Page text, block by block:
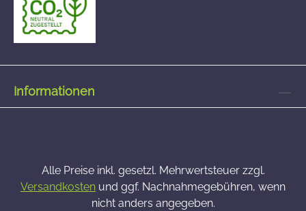
Informationen
Alle Preise inkl. gesetzl. Mehrwertsteuer zzgl.
Versandkosten und ggf. Nachnahmegebühren, wenn
nicht anders angegeben.